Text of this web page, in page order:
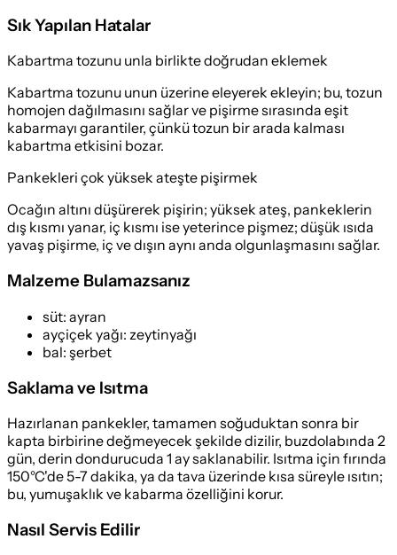
Sık Yapılan Hatalar
Kabartma tozunu unla birlikte doğrudan eklemek
Kabartma tozunu unun üzerine eleyerek ekleyin; bu, tozun
homojen dağılmasını sağlar ve pişirme sırasında eşit
kabarmayı garantiler, çünkü tozun bir arada kalması
kabartma etkisini bozar.
Pankekleri çok yüksek ateşte pişirmek
Ocağın altını düşürerek pişirin; yüksek ateş, pankeklerin
dış kısmı yanar, iç kısmı ise yeterince pişmez; düşük ısıda
yavaş pişirme, iç ve dışın aynı anda olgunlaşmasını sağlar.
Malzeme Bulamazsanız
süt: ayran
ayçiçek yağı: zeytinyağı
bal: şerbet
Saklama ve Isıtma
Hazırlanan pankekler, tamamen soğuduktan sonra bir
kapta birbirine değmeyecek şekilde dizilir, buzdolabında 2
gün, derin dondurucuda 1 ay saklanabilir. Isıtma için fırında
150°C'de 5-7 dakika, ya da tava üzerinde kısa süreyle ısıtın;
bu, yumuşaklık ve kabarma özelliğini korur.
Nasıl Servis Edilir